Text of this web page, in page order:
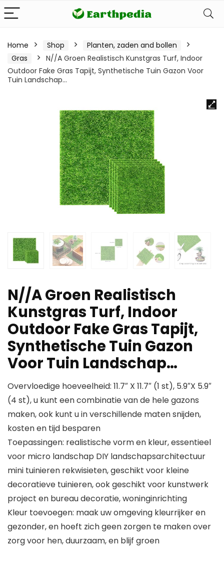
Home Shop
Planten, zaden and bollen
Gras
N//A Groen Realistisch Kunstgras Turf, Indoor
Outdoor Fake Gras Tapijt, Synthetische Tuin Gazon Voor
Tuin Landschap…
N//A Groen Realistisch
Kunstgras Turf, Indoor
Outdoor Fake Gras Tapijt,
Synthetische Tuin Gazon
Voor Tuin Landschap…
Overvloedige hoeveelheid: 11.7″ X 11.7″ (1 st), 5.9″X 5.9″
(4 st), u kunt een combinatie van de hele gazons
maken, ook kunt u in verschillende maten snijden,
kosten en tijd besparen
Toepassingen: realistische vorm en kleur, essentieel
voor micro landschap DIY landschapsarchitectuur
mini tuinieren rekwisieten, geschikt voor kleine
decoratieve tuinieren, ook geschikt voor kunstwerk
project en bureau decoratie, woninginrichting
Kleur toevoegen: maak uw omgeving kleurrijker en
gezonder, en hoeft zich geen zorgen te maken over
zorg voor hen, duurzaam, en blijf groen